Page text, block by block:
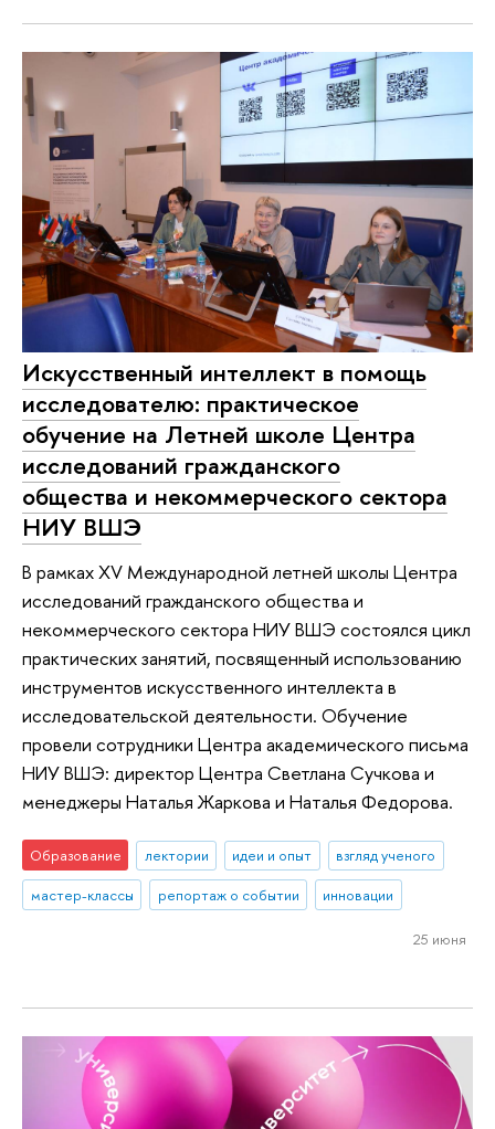
Искусственный интеллект в помощь
исследователю: практическое
обучение на Летней школе Центра
исследований гражданского
общества и некоммерческого сектора
НИУ ВШЭ
В рамках XV Международной летней школы Центра
исследований гражданского общества и
некоммерческого сектора НИУ ВШЭ состоялся цикл
практических занятий, посвященный использованию
инструментов искусственного интеллекта в
исследовательской деятельности. Обучение
провели сотрудники Центра академического письма
НИУ ВШЭ: директор Центра Светлана Сучкова и
менеджеры Наталья Жаркова и Наталья Федорова.
Образование лектории идеи и опыт
взгляд ученого
мастер-классы
репортаж о событии инновации
25 июня